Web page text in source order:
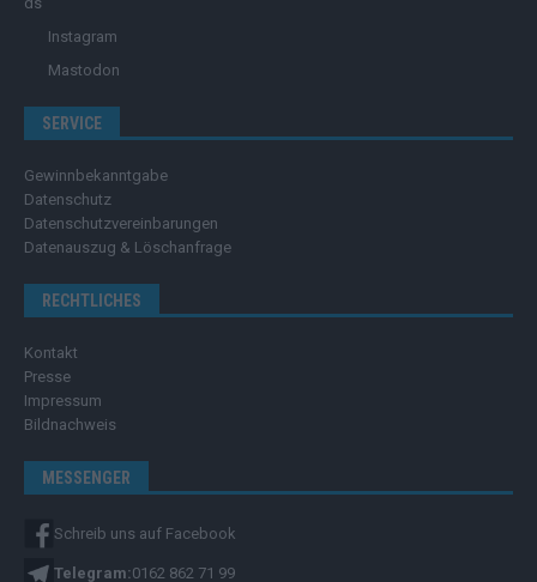
Instagram
Mastodon
SERVICE
Gewinnbekanntgabe
Datenschutz
Datenschutzvereinbarungen
Datenauszug & Löschanfrage
RECHTLICHES
Kontakt
Presse
Impressum
Bildnachweis
MESSENGER
Schreib uns auf Facebook
Telegram:0162 862 71 99